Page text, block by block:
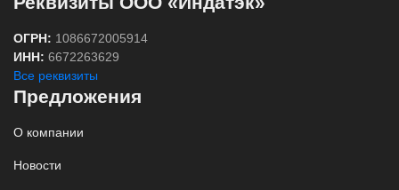
ОГРН: 1086672005914
ИНН: 6672263629
Все реквизиты
Предложения
О компании
Новости